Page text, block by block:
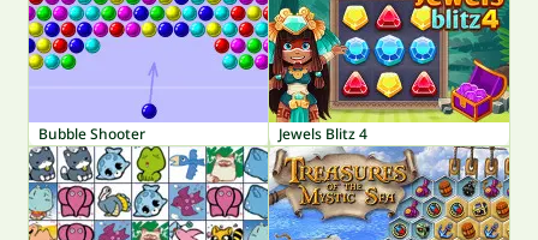
Bubble Shooter Jewels Blitz 4